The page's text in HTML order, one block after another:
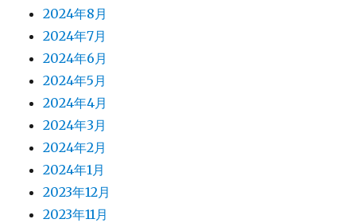
2024年8月
2024年7月
2024年6月
2024年5月
2024年4月
2024年3月
2024年2月
2024年1月
2023年12月
2023年11月